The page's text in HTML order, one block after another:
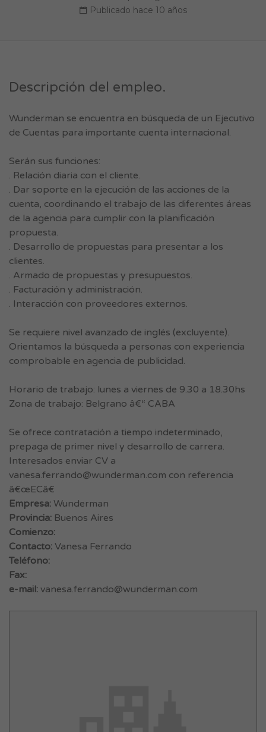
Publicado hace 10 años
Descripción del empleo.
Wunderman se encuentra en búsqueda de un Ejecutivo
de Cuentas para importante cuenta internacional.
Serán sus funciones:
. Relación diaria con el cliente.
. Dar soporte en la ejecución de las acciones de la
cuenta, coordinando el trabajo de las diferentes áreas
de la agencia para cumplir con la planificación
propuesta.
. Desarrollo de propuestas para presentar a los
clientes.
. Armado de propuestas y presupuestos.
. Facturación y administración.
. Interacción con proveedores externos.
Se requiere nivel avanzado de inglés (excluyente).
Orientamos la búsqueda a personas con experiencia
comprobable en agencia de publicidad.
Horario de trabajo: lunes a viernes de 9.30 a 18.30hs
Zona de trabajo: Belgrano â€“ CABA
Se ofrece contratación a tiempo indeterminado,
prepaga de primer nivel y desarrollo de carrera.
Interesados enviar CV a
vanesa.ferrando@wunderman.com con referencia
â€œECâ€
Empresa: Wunderman
Provincia: Buenos Aires
Comienzo:
Contacto: Vanesa Ferrando
Teléfono:
Fax:
e-mail: vanesa.ferrando@wunderman.com